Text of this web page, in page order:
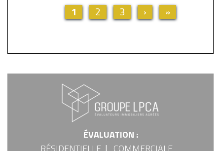
Page
actuelle
1 Page
2 Page
3
Page
suivante
›
Dernière
page
»
FOOTER
ÉVALUATION :
RÉSIDENTIELLE
COMMERCIALE